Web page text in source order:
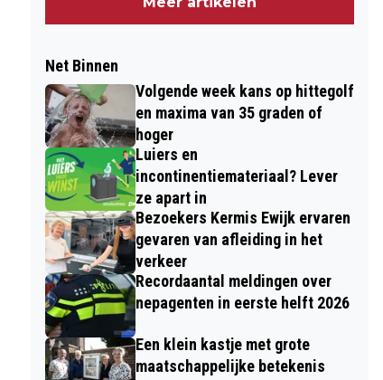
Net Binnen
Volgende week kans op hittegolf
en maxima van 35 graden of
hoger
Luiers en
incontinentiemateriaal? Lever
ze apart in
Bezoekers Kermis Ewijk ervaren
gevaren van afleiding in het
verkeer
Recordaantal meldingen over
nepagenten in eerste helft 2026
Een klein kastje met grote
maatschappelijke betekenis